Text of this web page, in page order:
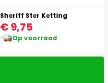
Sheriff Ster Ketting
€ 9,75
Op voorraad